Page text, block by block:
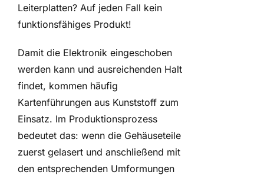
Leiterplatten? Auf jeden Fall kein
funktionsfähiges Produkt!
Damit die Elektronik eingeschoben
werden kann und ausreichenden Halt
findet, kommen häufig
Kartenführungen aus Kunststoff zum
Einsatz. Im Produktionsprozess
bedeutet das: wenn die Gehäuseteile
zuerst gelasert und anschließend mit
den entsprechenden Umformungen